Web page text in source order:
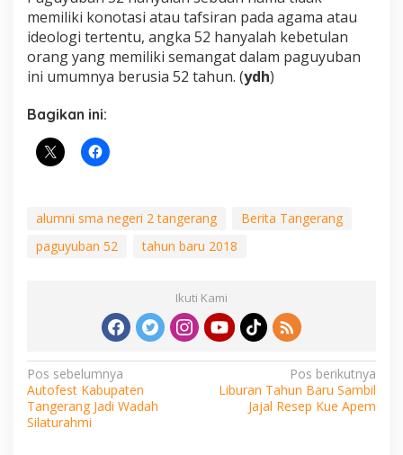
memiliki konotasi atau tafsiran pada agama atau
ideologi tertentu, angka 52 hanyalah kebetulan
orang yang memiliki semangat dalam paguyuban
ini umumnya berusia 52 tahun. (ydh)
Bagikan ini:
alumni sma negeri 2 tangerang
Berita Tangerang
paguyuban 52
tahun baru 2018
Ikuti Kami
Navigasi
pos
Pos sebelumnya
Autofest Kabupaten
Tangerang Jadi Wadah
Silaturahmi
Pos berikutnya
Liburan Tahun Baru Sambil
Jajal Resep Kue Apem